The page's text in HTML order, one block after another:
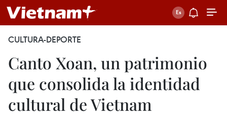
CULTURA-DEPORTE
Canto Xoan, un patrimonio
que consolida la identidad
cultural de Vietnam